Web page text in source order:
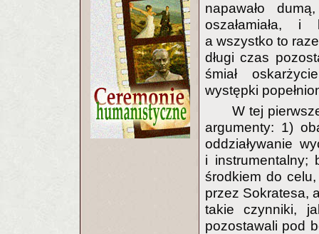
napawało
oszałamiała, i
a wszystko to
długi czas
śmiał
występki
W tej
argumenty: 1)
oddziaływanie
i instrumentalny;
środkiem do
przez Sokratesa,
takie czynniki,
pozostawali pod